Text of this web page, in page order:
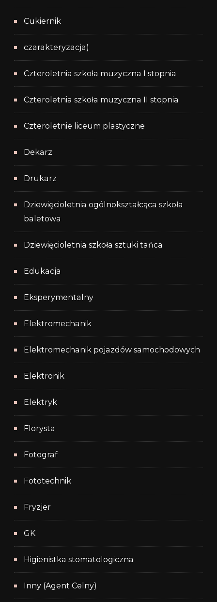
Cukiernik
czarakteryzacja)
Czteroletnia szkoła muzyczna I stopnia
Czteroletnia szkoła muzyczna II stopnia
Czteroletnie liceum plastyczne
Dekarz
Drukarz
Dziewięcioletnia ogólnokształcąca szkoła
baletowa
Dziewięcioletnia szkoła sztuki tańca
Edukacja
Eksperymentalny
Elektromechanik
Elektromechanik pojazdów samochodowych
Elektronik
Elektryk
Florysta
Fotograf
Fototechnik
Fryzjer
GK
Higienistka stomatologiczna
Inny (Agent Celny)